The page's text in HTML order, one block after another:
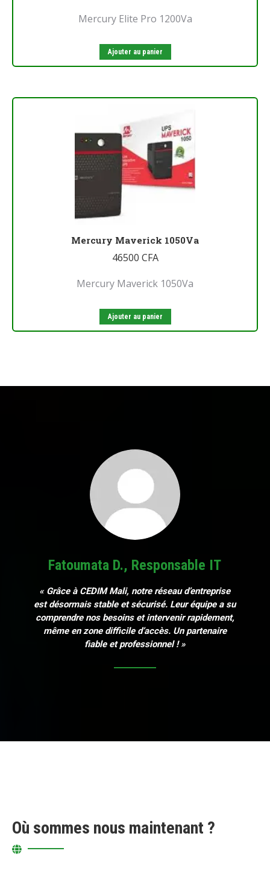
Mercury Elite Pro 1200Va
Ajouter au panier
Mercury Maverick 1050Va
46500 CFA
Mercury Maverick 1050Va
Ajouter au panier
Fatoumata D., Responsable IT
« Grâce à CEDIM Mali, notre réseau d’entreprise
est désormais stable et sécurisé. Leur équipe a su
comprendre nos besoins et intervenir rapidement,
même en zone difficile d’accès. Un partenaire
fiable et professionnel ! »
Où sommes nous maintenant ?